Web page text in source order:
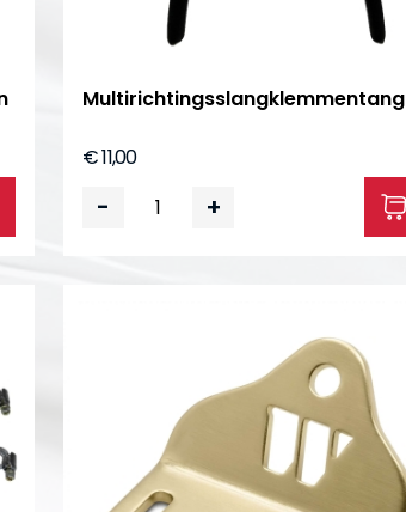
Multirichtings­slangklemmentang
€ 11,00
- +